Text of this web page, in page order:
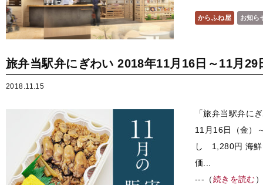
からふね屋 お知ら
旅弁当駅弁にぎわい 2018年11月16日～11月29
2018.11.15
「旅弁当駅弁に
11月16日（金）
し 1,280円 海
価...
---（続きを読む